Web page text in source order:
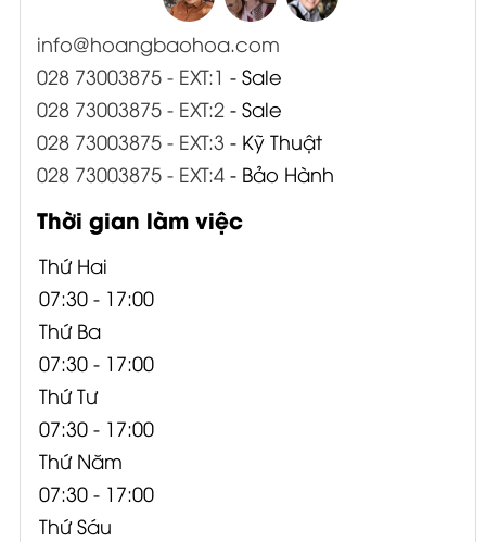
info@hoangbaohoa.com
028 73003875 - EXT:1 - Sale
028 73003875 - EXT:2- Sale
028 73003875 - EXT:3 - Kỹ Thuật
028 73003875 - EXT:4- Bảo Hành
Thời gian làm việc
Thứ Hai
07:30 - 17:00
Thứ Ba
07:30 - 17:00
Thứ Tư
07:30 - 17:00
Thứ Năm
07:30 - 17:00
Thứ Sáu